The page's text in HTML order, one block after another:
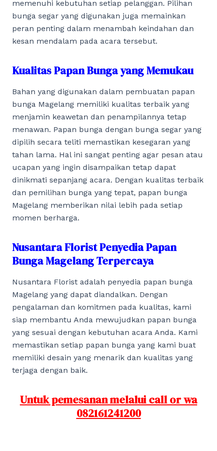
memenuhi kebutuhan setiap pelanggan. Pilihan
bunga segar yang digunakan juga memainkan
peran penting dalam menambah keindahan dan
kesan mendalam pada acara tersebut.
Kualitas Papan Bunga yang Memukau
Bahan yang digunakan dalam pembuatan papan
bunga Magelang memiliki kualitas terbaik yang
menjamin keawetan dan penampilannya tetap
menawan. Papan bunga dengan bunga segar yang
dipilih secara teliti memastikan kesegaran yang
tahan lama. Hal ini sangat penting agar pesan atau
ucapan yang ingin disampaikan tetap dapat
dinikmati sepanjang acara. Dengan kualitas terbaik
dan pemilihan bunga yang tepat, papan bunga
Magelang memberikan nilai lebih pada setiap
momen berharga.
Nusantara Florist Penyedia Papan
Bunga Magelang Terpercaya
Nusantara Florist adalah penyedia papan bunga
Magelang yang dapat diandalkan. Dengan
pengalaman dan komitmen pada kualitas, kami
siap membantu Anda mewujudkan papan bunga
yang sesuai dengan kebutuhan acara Anda. Kami
memastikan setiap papan bunga yang kami buat
memiliki desain yang menarik dan kualitas yang
terjaga dengan baik.
Untuk pemesanan melalui call or wa
082161241200